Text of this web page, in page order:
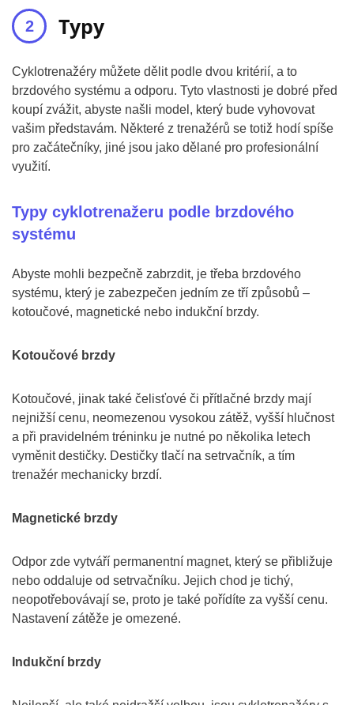
Typy
Cyklotrenažéry můžete dělit podle dvou kritérií, a to
brzdového systému a odporu. Tyto vlastnosti je dobré před
koupí zvážit, abyste našli model, který bude vyhovovat
vašim představám. Některé z trenažérů se totiž hodí spíše
pro začátečníky, jiné jsou jako dělané pro profesionální
využití.
Typy cyklotrenažeru podle brzdového
systému
Abyste mohli bezpečně zabrzdit, je třeba brzdového
systému, který je zabezpečen jedním ze tří způsobů –
kotoučové, magnetické nebo indukční brzdy.
Kotoučové brzdy
Kotoučové, jinak také čelisťové či přítlačné brzdy mají
nejnižší cenu, neomezenou vysokou zátěž, vyšší hlučnost
a při pravidelném tréninku je nutné po několika letech
vyměnit destičky. Destičky tlačí na setrvačník, a tím
trenažér mechanicky brzdí.
Magnetické brzdy
Odpor zde vytváří permanentní magnet, který se přibližuje
nebo oddaluje od setrvačníku. Jejich chod je tichý,
neopotřebovávají se, proto je také pořídíte za vyšší cenu.
Nastavení zátěže je omezené.
Indukční brzdy